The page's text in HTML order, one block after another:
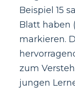
Beispiel 15
Blatt haben
markieren.
zum
jungen